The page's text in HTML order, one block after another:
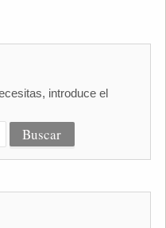
introduce el